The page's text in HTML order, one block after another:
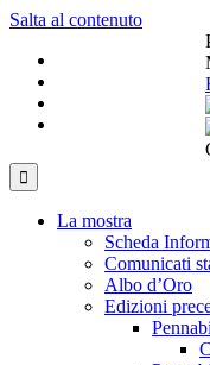
Salta al contenuto
La mostra
Scheda
Comunicati
Albo d’Oro
Edizioni